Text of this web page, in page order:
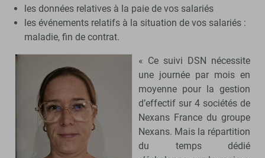
les données relatives à la paie de vos salariés
les événements relatifs à la situation de vos salariés :
maladie, fin de contrat.
« Ce suivi DSN nécessite
une journée par mois en
moyenne pour la gestion
d’effectif sur 4 sociétés de
Nexans France du groupe
Nexans. Mais la répartition
du temps dédié